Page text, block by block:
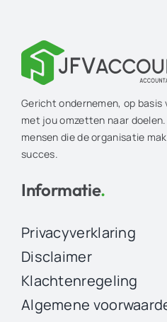
Gericht ondernemen, op
met jou omzetten naar
mensen die de organisatie
succes.
Informatie.
Privacyverklaring
Disclaimer
Klachtenregeling
Algemene